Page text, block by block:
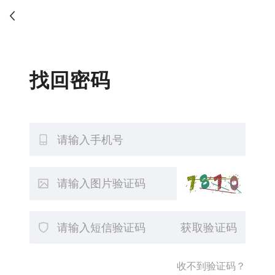
找回密码
获取验证码
收不到验证码？